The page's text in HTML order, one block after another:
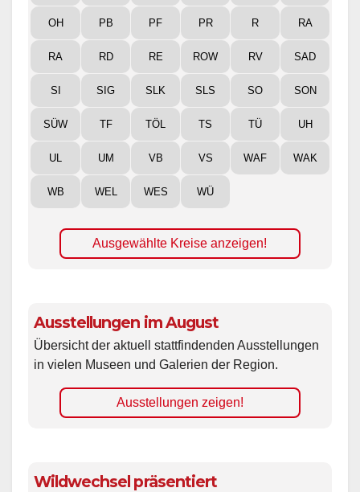
OH PB PF PR R RA
RA RD RE ROW RV SAD
SI SIG SLK SLS SO SON
SÜW TF TÖL TS TÜ UH
UL UM VB VS WAF WAK
WB WEL WES WÜ
Ausgewählte Kreise anzeigen!
Ausstellungen im August
Übersicht der aktuell stattfindenden Ausstellungen
in vielen Museen und Galerien der Region.
Ausstellungen zeigen!
Wildwechsel präsentiert